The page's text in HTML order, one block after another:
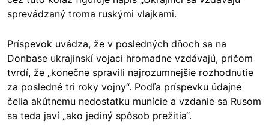
sprevádzaný troma ruskými vlajkami.
Príspevok uvádza, že v posledných dňoch sa na
Donbase ukrajinskí vojaci hromadne vzdávajú, pričom
tvrdí, že „konečne spravili najrozumnejšie rozhodnutie
za posledné tri roky vojny“. Podľa príspevku údajne
čelia akútnemu nedostatku munície a vzdanie sa Rusom
sa teda javí „ako jediný spôsob prežitia“.